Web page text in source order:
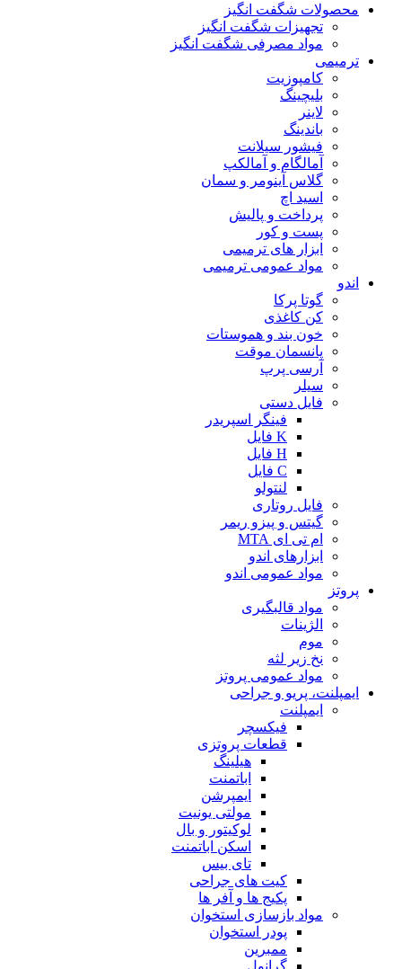
محصولات شگفت انگیز
تجهیزات شگفت انگیز
مواد مصرفی شگفت انگیز
ترمیمی
کامپوزیت
بلیچینگ
لاینر
باندینگ
فیشور سیلانت
آمالگام و آمالکپ
گلاس آینومر و سمان
اسید اچ
پرداخت و پالیش
پست و کور
ابزار های ترمیمی
مواد عمومی ترمیمی
اندو
گوتا پرکا
کن کاغذی
خون بند و هموستات
پانسمان موقت
آرسی پرپ
سیلر
فایل دستی
فینگر اسپریدر
K فایل
H فایل
C فایل
لنتولو
فایل روتاری
گیتس و پیزو ریمر
ام تی ای MTA
ابزارهای اندو
مواد عمومی اندو
پروتز
مواد قالبگیری
الژینات
موم
نخ زیر لثه
مواد عمومی پروتز
ایمپلنت، پریو و جراحی
ایمپلنت
فیکسچر
قطعات پروتزی
هیلینگ
اباتمنت
ایمپرشن
مولتی یونیت
لوکیتور و بال
اسکن اباتمنت
تای بیس
کیت های جراحی
پکیج ها و آفر ها
مواد بازسازی استخوان
پودر استخوان
ممبرین
گرانول